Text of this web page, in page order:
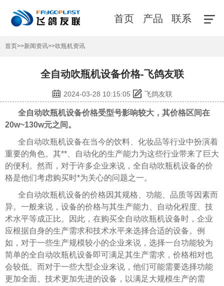
首页 产品 联系
首页>>新闻资讯>>吹瓶机资讯
全自动吹瓶机设备价格-飞鸽友联
2024-03-28 10:15:05 飞鸽友联
全自动吹瓶机设备价格受型号影响较大，其价格区间在
20w~130w元之间。
全自动吹瓶机设备在当今的饮料、化妆品等行业中扮演着
重要的角色。其**、自动化的生产能力为这些行业带来了巨大
的便利。然而，对于许多企业来说，全自动吹瓶机设备的价
格是他们考虑购买时*为关心的问题之一。
全自动吹瓶机设备的价格因其规格、功能、品质等因素而
异。一般来说，设备的价格与其生产能力、自动化程度、技
术水平等成正比。因此，在购买全自动吹瓶机设备时，企业
应根据自身的生产需求和技术水平来选择合适的设备。例
如，对于一些生产规模较小的企业来说，选择一台功能较为
简单的全自动吹瓶机设备即可满足其生产需求，价格相对也
会较低。而对于一些大型企业来说，他们可能需要选择功能
更加全面、技术更加先进的设备，以满足大规模生产的需